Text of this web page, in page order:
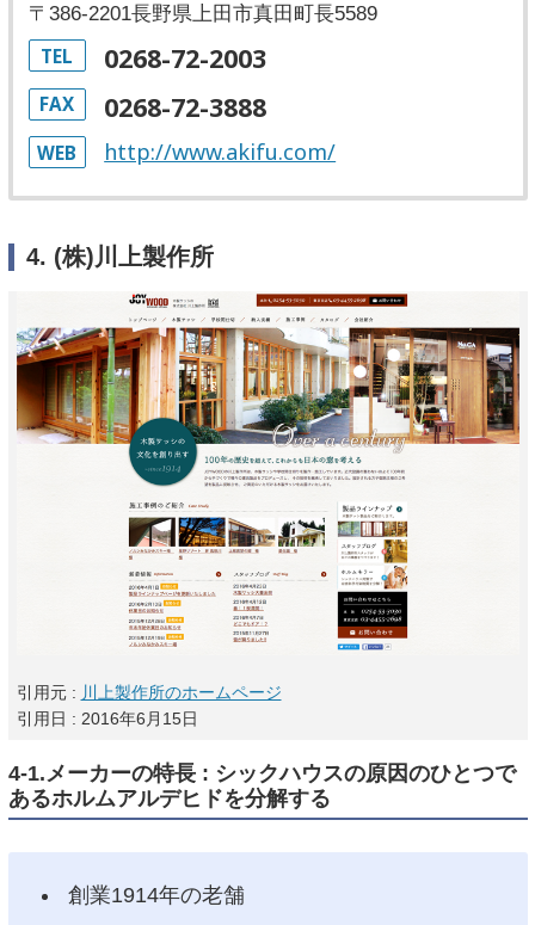
〒386-2201長野県上田市真田町長5589
TEL 0268-72-2003
FAX 0268-72-3888
WEB http://www.akifu.com/
4. (株)川上製作所
引用元 : 川上製作所のホームページ
引用日 : 2016年6月15日
4-1.メーカーの特長 : シックハウスの原因のひとつで
あるホルムアルデヒドを分解する
創業1914年の老舗